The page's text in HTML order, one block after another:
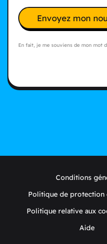
Envoyez mon
En fait, je me souviens de mon mot
Conditions
Politique de protection
Politique relative aux
Aide